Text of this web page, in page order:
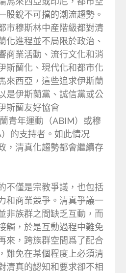
股銳不可擋的潮流趨勢。
市穆斯林中産階級都對清
化進程並不局限於政治、
商業活動、流行文化和消
斯蘭化、現代化和都市化
來西亞，這些追求伊斯蘭
是伊斯蘭黨、誠信黨或公
斯蘭友好協會
青年運動（ABIM）或穆
的支持者。如此情况
，清真化趨勢都會繼續存
不僅是宗教爭議，也包括
和商業競爭。清真爭議一
非族群之間缺乏互動，而
觸，於是互動過程中難免
來，跨族群空間爲了配合
難免在某個程度上必須清
清真的認知和要求卻不相